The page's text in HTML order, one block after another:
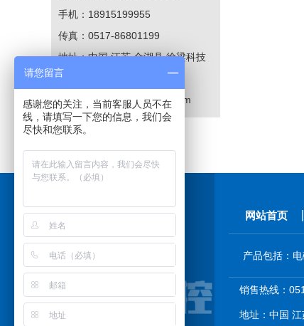
手机：18915199955
传真：0517-86801199
地址：中国 江苏 金湖县 徐梁科技
创业园
E-mail：601225992@qq.com
网站首页
产品包括：
销售热线：
地址：中国
请您留言
感谢您的关注，当前客服人员不在
线，请填写一下您的信息，我们会
尽快和您联系。